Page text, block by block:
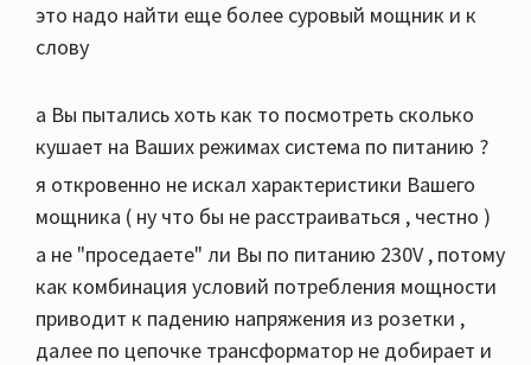
это надо найти еще более суровый мощник и к
слову
а Вы пытались хоть как то посмотреть сколько
кушает на Ваших режимах система по питанию ?
я откровенно не искал характеристики Вашего
мощника ( ну что бы не расстраиваться , честно )
а не "проседаете" ли Вы по питанию 230V , потому
как комбинация условий потребления мощности
приводит к падению напряжения из розетки ,
далее по цепочке трансформатор не добирает и